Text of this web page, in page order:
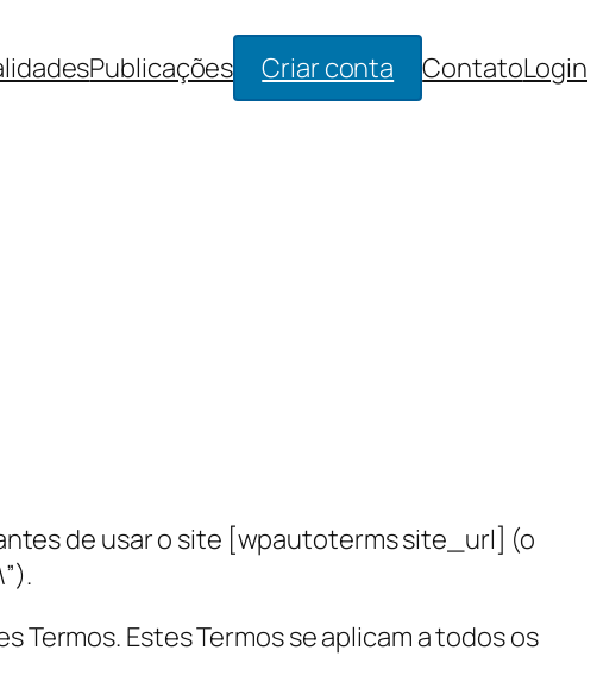
Publicações Criar conta ContatoLogin
de usar o site [wpautoterms site_url] (o
Estes Termos se aplicam a todos os